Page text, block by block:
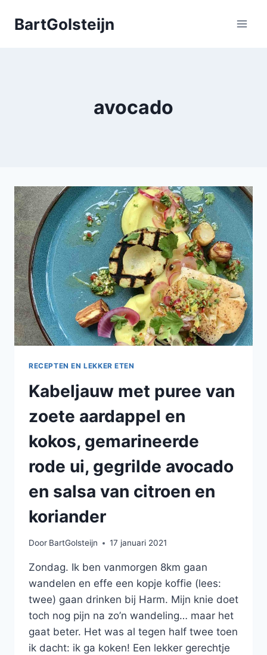
naarBartGolsteijn
avocado
RECEPTEN EN LEKKER ETEN
Kabeljauw met puree van
zoete aardappel en
kokos, gemarineerde
rode ui, gegrilde avocado
en salsa van citroen en
koriander
Door BartGolsteijn 17 januari 2021
Zondag. Ik ben vanmorgen 8km gaan
wandelen en effe een kopje koffie (lees:
twee) gaan drinken bij Harm. Mijn knie doet
toch nog pijn na zo’n wandeling… maar het
gaat beter. Het was al tegen half twee toen
ik dacht: ik ga koken! Een lekker gerechtje